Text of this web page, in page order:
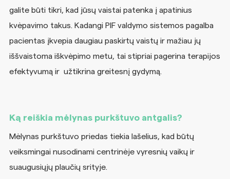
galite būti tikri, kad jūsų vaistai patenka į apatinius
kvėpavimo takus. Kadangi PIF valdymo sistemos pagalba
pacientas įkvepia daugiau paskirtų vaistų ir mažiau jų
iššvaistoma iškvėpimo metu, tai stipriai pagerina terapijos
efektyvumą ir užtikrina greitesnį gydymą.
Ką reiškia mėlynas purkštuvo antgalis?
Mėlynas purkštuvo priedas tiekia lašelius, kad būtų
veiksmingai nusodinami centrinėje vyresnių vaikų ir
suaugusiųjų plaučių srityje.